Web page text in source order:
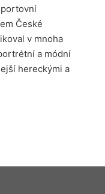
České
v mnoha
a módní
hereckými a